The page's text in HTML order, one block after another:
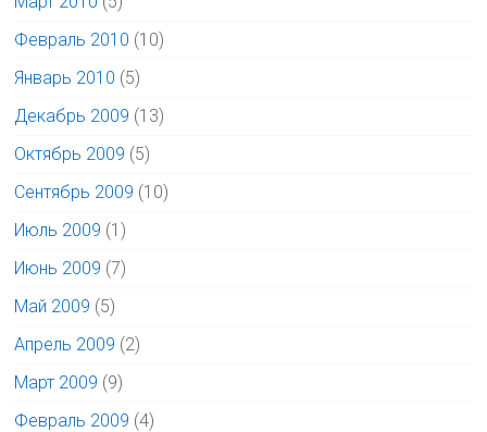
Февраль 2010 (10)
Январь 2010 (5)
Декабрь 2009 (13)
Октябрь 2009 (5)
Сентябрь 2009 (10)
Июль 2009 (1)
Июнь 2009 (7)
Май 2009 (5)
Апрель 2009 (2)
Март 2009 (9)
Февраль 2009 (4)